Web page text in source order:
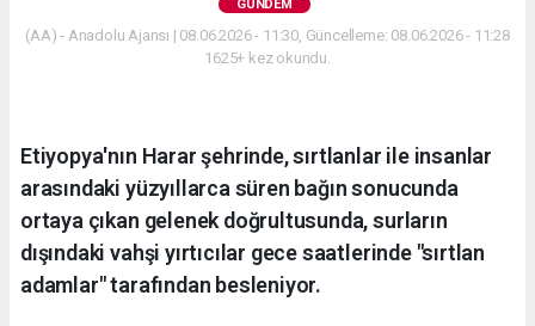
GÜNDEM
(AA) - Anadolu Ajansı | 08.06.2026 - 11:30, Güncelleme: 08.06.2026 - 11:28
1625+ kez okundu.
Etiyopya'nın Harar şehrinde, sırtlanlar ile insanlar
arasındaki yüzyıllarca süren bağın sonucunda
ortaya çıkan gelenek doğrultusunda, surların
dışındaki vahşi yırtıcılar gece saatlerinde "sırtlan
adamlar" tarafından besleniyor.